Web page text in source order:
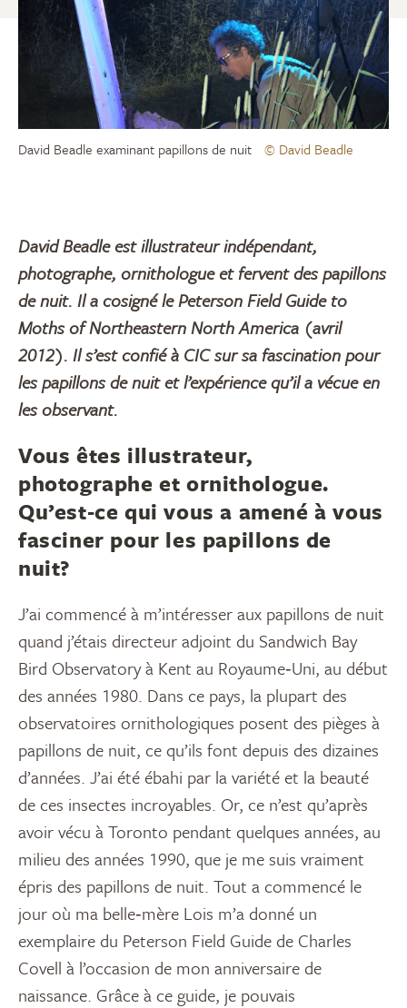
David Beadle examinant papillons de nuit © David Beadle
David Beadle est illustrateur indépendant,
photographe, ornithologue et fervent des papillons
de nuit. Il a cosigné le Peterson Field Guide to
Moths of Northeastern North America (avril
2012). Il s’est confié à CIC sur sa fascination pour
les papillons de nuit et l’expérience qu’il a vécue en
les observant.
Vous êtes illustrateur,
photographe et ornithologue.
Qu’est‑ce qui vous a amené à vous
fasciner pour les papillons de
nuit?
J’ai commencé à m’intéresser aux papillons de nuit
quand j’étais directeur adjoint du Sandwich Bay
Bird Observatory à Kent au Royaume‑Uni, au début
des années 1980. Dans ce pays, la plupart des
observatoires ornithologiques posent des pièges à
papillons de nuit, ce qu’ils font depuis des dizaines
d’années. J’ai été ébahi par la variété et la beauté
de ces insectes incroyables. Or, ce n’est qu’après
avoir vécu à Toronto pendant quelques années, au
milieu des années 1990, que je me suis vraiment
épris des papillons de nuit. Tout a commencé le
jour où ma belle‑mère Lois m’a donné un
exemplaire du Peterson Field Guide de Charles
Covell à l’occasion de mon anniversaire de
naissance. Grâce à ce guide, je pouvais